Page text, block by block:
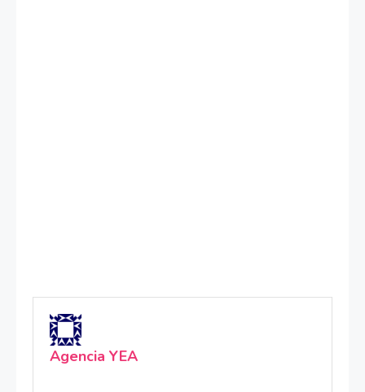
Agencia YEA